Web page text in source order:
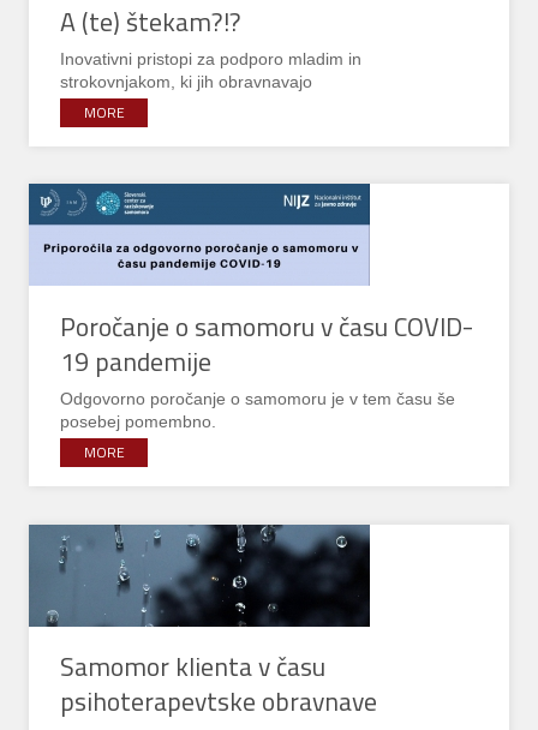
A (te) štekam?!?
Inovativni pristopi za podporo mladim in
strokovnjakom, ki jih obravnavajo
MORE
Poročanje o samomoru v času COVID-
19 pandemije
Odgovorno poročanje o samomoru je v tem času še
posebej pomembno.
MORE
Samomor klienta v času
psihoterapevtske obravnave